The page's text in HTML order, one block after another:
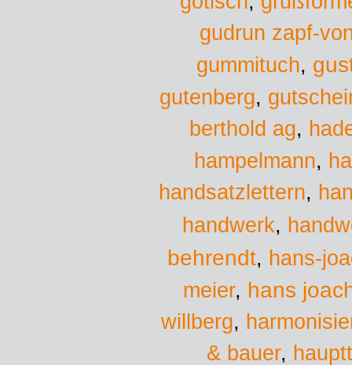
gudrun zapf-
gummituch,
gutenberg,
berthold ag,
hampelmann,
handsatzlettern,
handwerk,
behrendt, hans-
meier, hans
willberg,
& bauer,